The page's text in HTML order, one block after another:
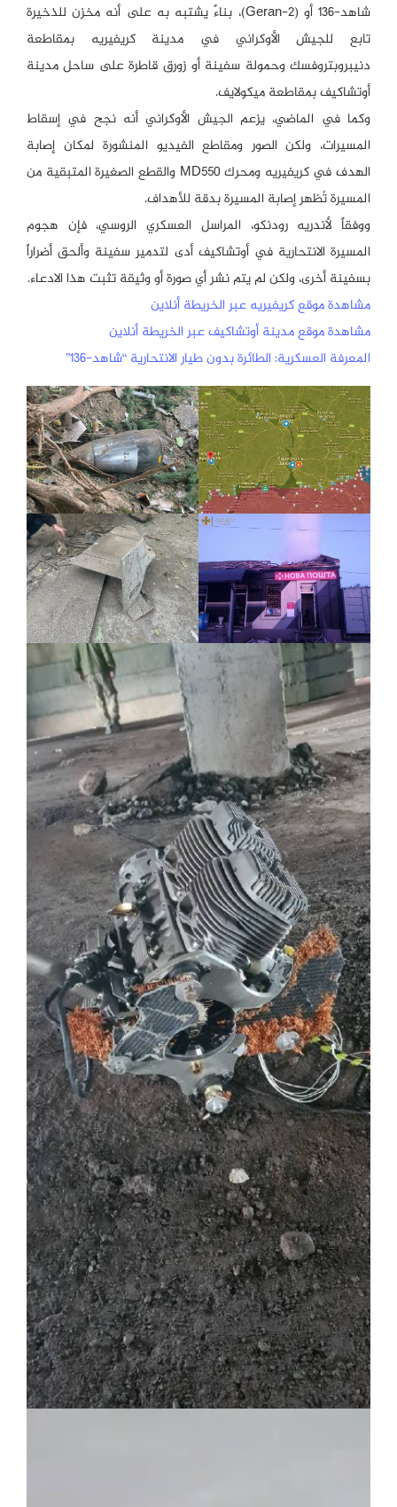
شاهد-136 أو (Geran-2)، بناءً يشتبه به على أنه مخزن للذخيرة
تابع للجيش الأوكراني في مدينة كريفيريه بمقاطعة
دنيبروبتروفسك وحمولة سفينة أو زورق قاطرة على ساحل مدينة
أوتشاكيف بمقاطعة ميكولايف.
وكما في الماضي، يزعم الجيش الأوكراني أنه نجح في إسقاط
المسيرات، ولكن الصور ومقاطع الفيديو المنشورة لمكان إصابة
الهدف في كريفيريه ومحرك MD550 والقطع الصغيرة المتبقية من
المسيرة تُظهر إصابة المسيرة بدقة للأهداف.
ووفقاً لأندريه رودنكو، المراسل العسكري الروسي، فإن هجوم
المسيرة الانتحارية في أوتشاكيف أدى لتدمير سفينة وألحق أضراراً
بسفينة أخرى، ولكن لم يتم نشر أي صورة أو وثيقة تثبت هذا الادعاء.
مشاهدة موقع كريفيريه عبر الخريطة أنلاين
مشاهدة موقع مدينة أوتشاكيف عبر الخريطة أنلاين
المعرفة العسكرية: الطائرة بدون طيار الانتحارية “شاهد-136”